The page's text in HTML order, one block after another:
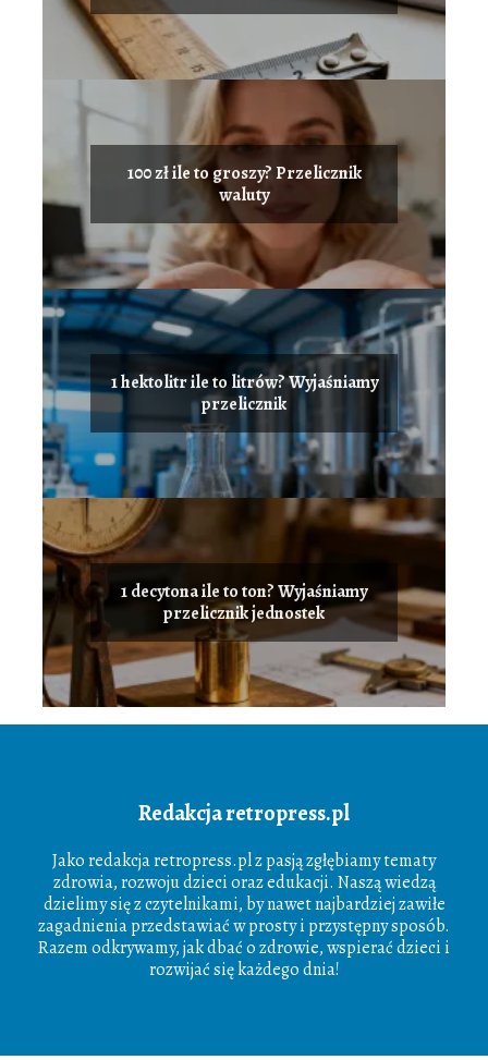
100 zł ile to groszy? Przelicznik
waluty
1 hektolitr ile to litrów? Wyjaśniamy
przelicznik
1 decytona ile to ton? Wyjaśniamy
przelicznik jednostek
Redakcja retropress.pl
Jako redakcja retropress.pl z pasją zgłębiamy tematy
zdrowia, rozwoju dzieci oraz edukacji. Naszą wiedzą
dzielimy się z czytelnikami, by nawet najbardziej zawiłe
zagadnienia przedstawiać w prosty i przystępny sposób.
Razem odkrywamy, jak dbać o zdrowie, wspierać dzieci i
rozwijać się każdego dnia!